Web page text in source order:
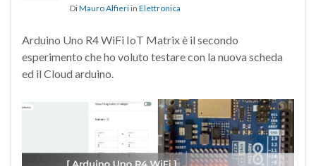
DiMauro Alfieri in Elettronica
Arduino Uno R4 WiFi IoT Matrix è il secondo
esperimento che ho voluto testare con la nuova scheda
ed il Cloud arduino.